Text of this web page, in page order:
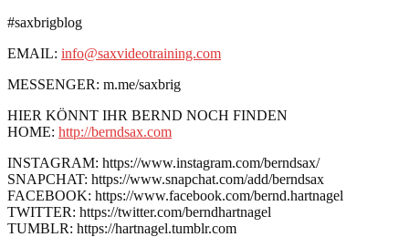
#saxbrigblog
EMAIL: info@saxvideotraining.com
MESSENGER: m.me/saxbrig
HIER KÖNNT IHR BERND NOCH FINDEN
HOME: http://berndsax.com
INSTAGRAM: https://www.instagram.com/berndsax/
SNAPCHAT: https://www.snapchat.com/add/berndsax
FACEBOOK: https://www.facebook.com/bernd.hartnagel
TWITTER: https://twitter.com/berndhartnagel
TUMBLR: https://hartnagel.tumblr.com